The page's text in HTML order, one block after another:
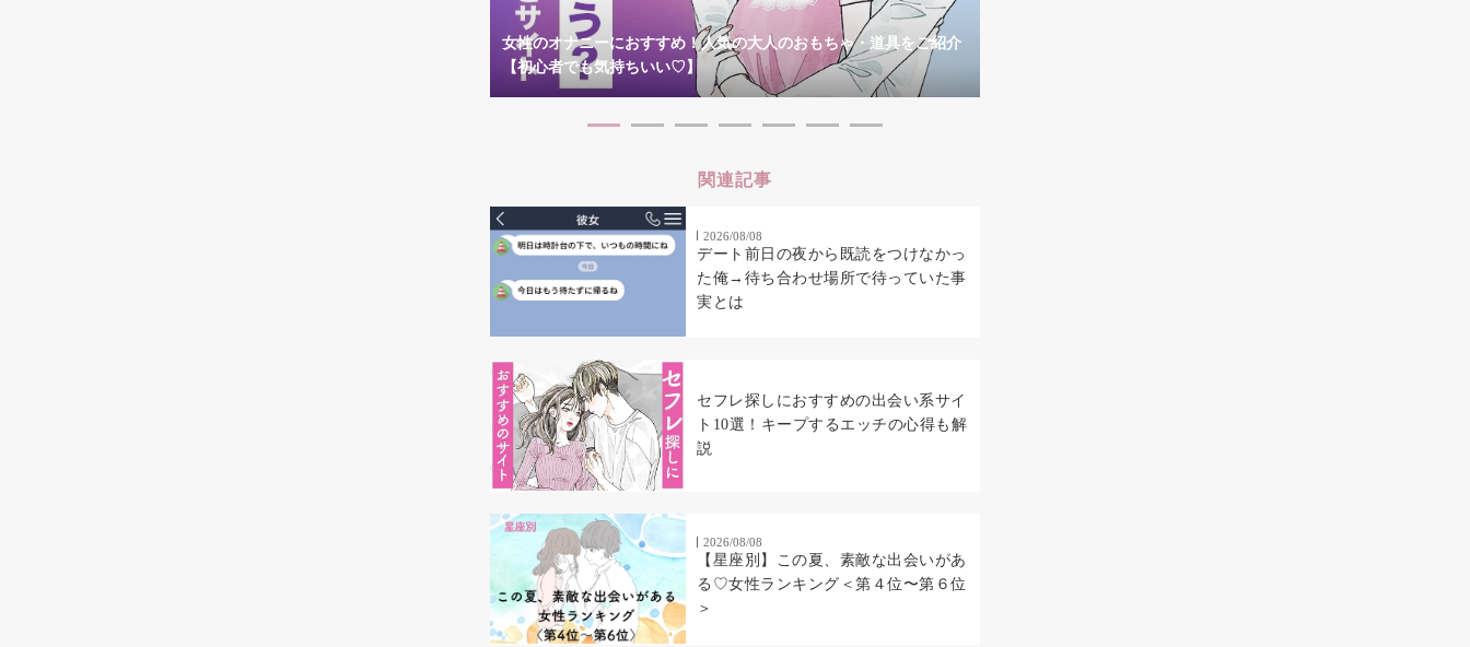
女性のオナニーにおすすめ！人気の大人のおもちゃ・道具をご紹介
【初心者でも気持ちいい♡】
関連記事
2026/08/08
デート前日の夜から既読をつけなかっ
た俺→待ち合わせ場所で待っていた事
実とは
セフレ探しにおすすめの出会い系サイ
ト10選！キープするエッチの心得も解
説
2026/08/08
【星座別】この夏、素敵な出会いがあ
る♡女性ランキング＜第４位〜第６位
＞